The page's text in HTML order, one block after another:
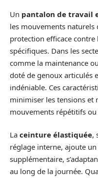
Un pantalon de travail
les mouvements
protection efficace contre
spécifiques. Dans les
comme la maintenance
doté de genoux articulés
indéniable. Ces
minimiser les tensions et
mouvements répétitifs
La ceinture élastiquée,
réglage interne, ajoute
supplémentaire,
au long de la journée.